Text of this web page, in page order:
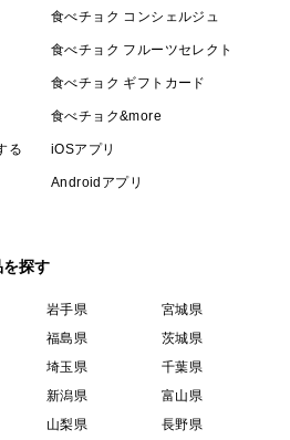
る
食べチョク コンシェルジュ
食べチョク フルーツセレクト
食べチョク ギフトカード
食べチョク&more
iOSアプリ
Androidアプリ
探す
岩手県
宮城県
福島県
茨城県
埼玉県
千葉県
新潟県
富山県
山梨県 長野県